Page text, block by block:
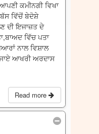
ਕਮੀਨਗੀ ਵਿਖਾ
ਵਿੱਚੋਂ ਬੇਦੋਸ਼ੇ
ਦੀ ਇਜਾਜ਼ਤ ਦੇ
ਵਿੱਚ ਪਤਾ
ਨਾਲ ਵਿਸ਼ਾਲ
ਆਖਰੀ ਅਰਦਾਸ
Read more